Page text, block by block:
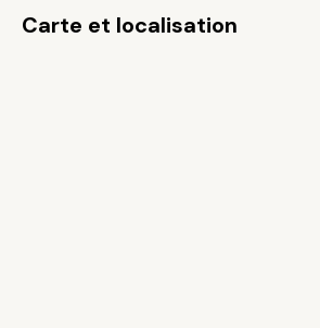
Carte et localisation